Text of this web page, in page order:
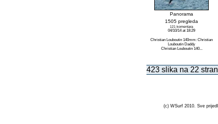
Panorama
1505 pregleda
121 komentara
04/10/14 at 18:29
Christian Louboutin 140mm: Christian
Louboutin Daddy
Christian Louboutin 140...
423 slika na 22
(c) WSurf 2010. Sve